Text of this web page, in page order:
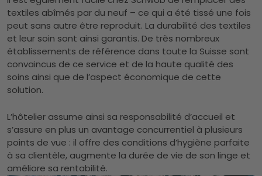
textiles abîmés par du neuf – ce qui a été tissé une fois
peut sans autre être reproduit. La durabilité des textiles
et leur soin sont ainsi garantis. De très nombreux
établissements de référence dans toute la Suisse sont
convaincus de ce service et de la haute qualité des
soins ainsi que de l’aspect économique de cette
solution.
L’hôtelier assume ainsi sa responsabilité d’accueil et
s’assure en plus un avantage concurrentiel à plusieurs
points de vue : il offre des conditions d’hygiène parfaite
à sa clientèle, augmente la durée de vie de son linge et
améliore sa rentabilité.